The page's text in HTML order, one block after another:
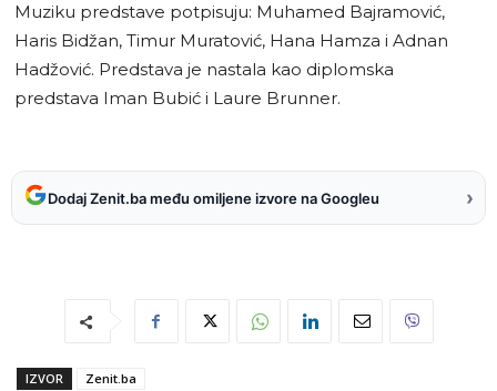
Muziku predstave potpisuju: Muhamed Bajramović,
Haris Bidžan, Timur Muratović, Hana Hamza i Adnan
Hadžović. Predstava je nastala kao diplomska
predstava Iman Bubić i Laure Brunner.
Dodaj Zenit.ba među omiljene izvore na Googleu ›
IZVOR
Zenit.ba